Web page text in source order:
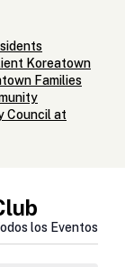
Koreatown
Families
Council at
los Eventos